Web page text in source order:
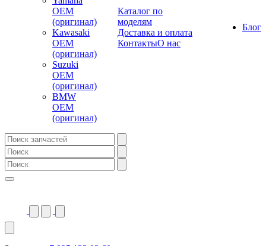
OEM
(оригинал)
Kawasaki
OEM
(оригинал)
Suzuki
OEM
(оригинал)
BMW
OEM
(оригинал)
Каталог по
моделям
Доставка и оплата
КонтактыО нас
Блог